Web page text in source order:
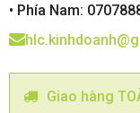
• Phía Nam:
Giao hàng